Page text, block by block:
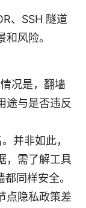
、SSH 隧道
风险。
况是，翻墙
途与是否违反
并非如此，
，需了解工具
同样安全。
点隐私政策差